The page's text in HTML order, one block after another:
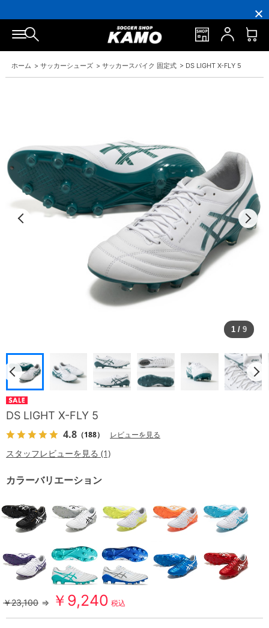
円
(税
込)
上
シ
ュ
ン
ト！
円
(税
込)
上
送
料
イ
ン
ト
元
5％！
プ
員
の
方
は
誕
生
レ
ゼ
ン
ト！
円
(税
込)
上
シ
ュ
ン
ト！
円
(税
込)
上
送
料
ホーム > サッカーシューズ > サッカースパイク 固定式 > DS LIGHT X-FLY 5
1 / 9
DS LIGHT X-FLY 5
4.8 （188） レビューを見る
スタッフレビューを見る (1)
カラーバリエーション
￥23,100 ⇒ ￥9,240 税込